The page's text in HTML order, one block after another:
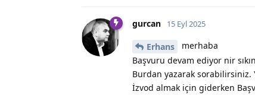
gurcan 15 Eyl 2025
Erhans
merhaba
Başvuru devam ediyor nir
Burdan yazarak sorabilirsiniz.
İzvod almak için giderken